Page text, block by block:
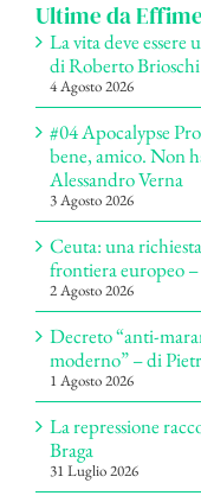
Ultime da
La vita deve essere
di Roberto Brioschi
4 Agosto 2026
#04 Apocalypse
bene, amico. Non
Alessandro Verna
3 Agosto 2026
Ceuta: una
frontiera europeo
2 Agosto 2026
Decreto “anti-
moderno” – di
1 Agosto 2026
La repressione
Braga
31 Luglio 2026